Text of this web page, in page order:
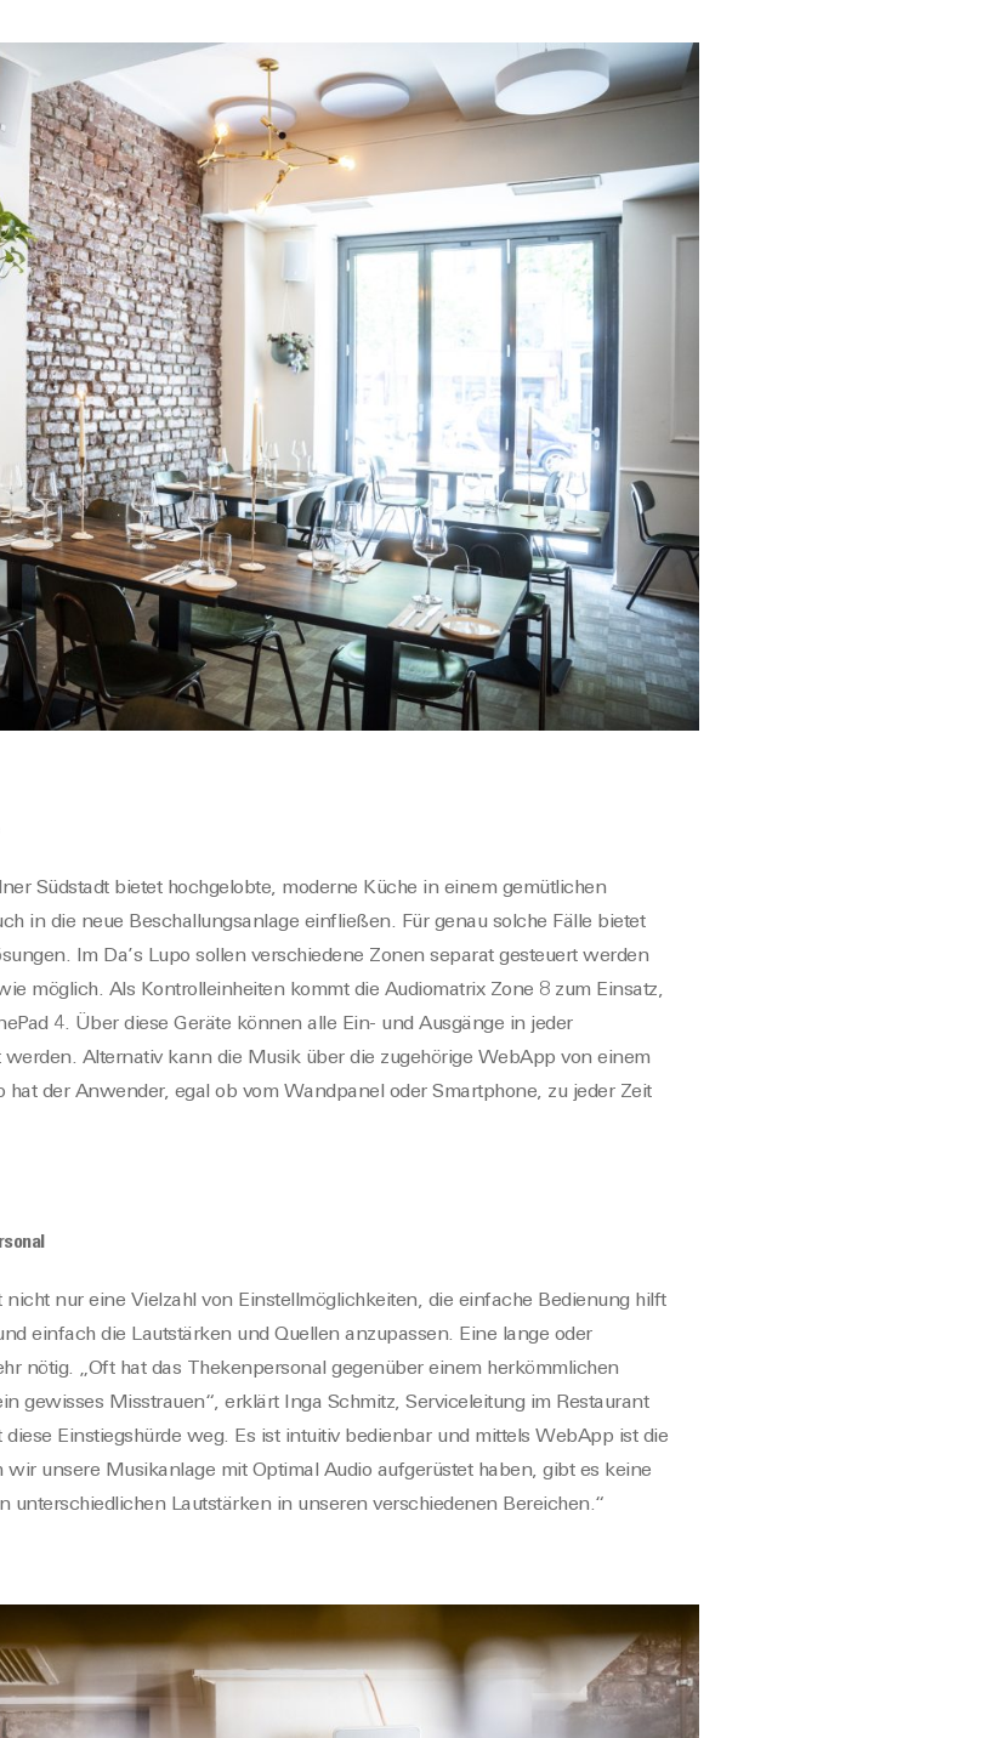
Südstadt bietet hochgelobte, moderne Küche in einem gemütlichen
in die neue Beschallungsanlage einfließen. Für genau solche Fälle bietet
Im Da’s Lupo sollen verschiedene Zonen separat gesteuert werden
möglich. Als Kontrolleinheiten kommt die Audiomatrix Zone 8 zum Einsatz,
4. Über diese Geräte können alle Ein- und Ausgänge in jeder
Alternativ kann die Musik über die zugehörige WebApp von einem
der Anwender, egal ob vom Wandpanel oder Smartphone, zu jeder Zeit
nicht nur eine Vielzahl von Einstellmöglichkeiten, die einfache Bedienung hilft
einfach die Lautstärken und Quellen anzupassen. Eine lange oder
nötig. „Oft hat das Thekenpersonal gegenüber einem herkömmlichen
gewisses Misstrauen“, erklärt Inga Schmitz, Serviceleitung im Restaurant
diese Einstiegshürde weg. Es ist intuitiv bedienbar und mittels WebApp ist die
wir unsere Musikanlage mit Optimal Audio aufgerüstet haben, gibt es keine
unterschiedlichen Lautstärken in unseren verschiedenen Bereichen.“